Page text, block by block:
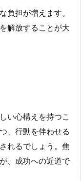
負担が増えます。
解放することが大
い心構えを持つこ
、行動を伴わせる
れるでしょう。焦
、成功への近道で